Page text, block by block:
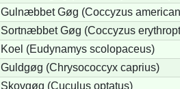
Gulnæbbet Gøg (Coccyzus
Sortnæbbet Gøg (Coccyzus
Koel (Eudynamys scolopaceus)
Guldgøg (Chrysococcyx caprius)
Skovgøg (Cuculus optatus)